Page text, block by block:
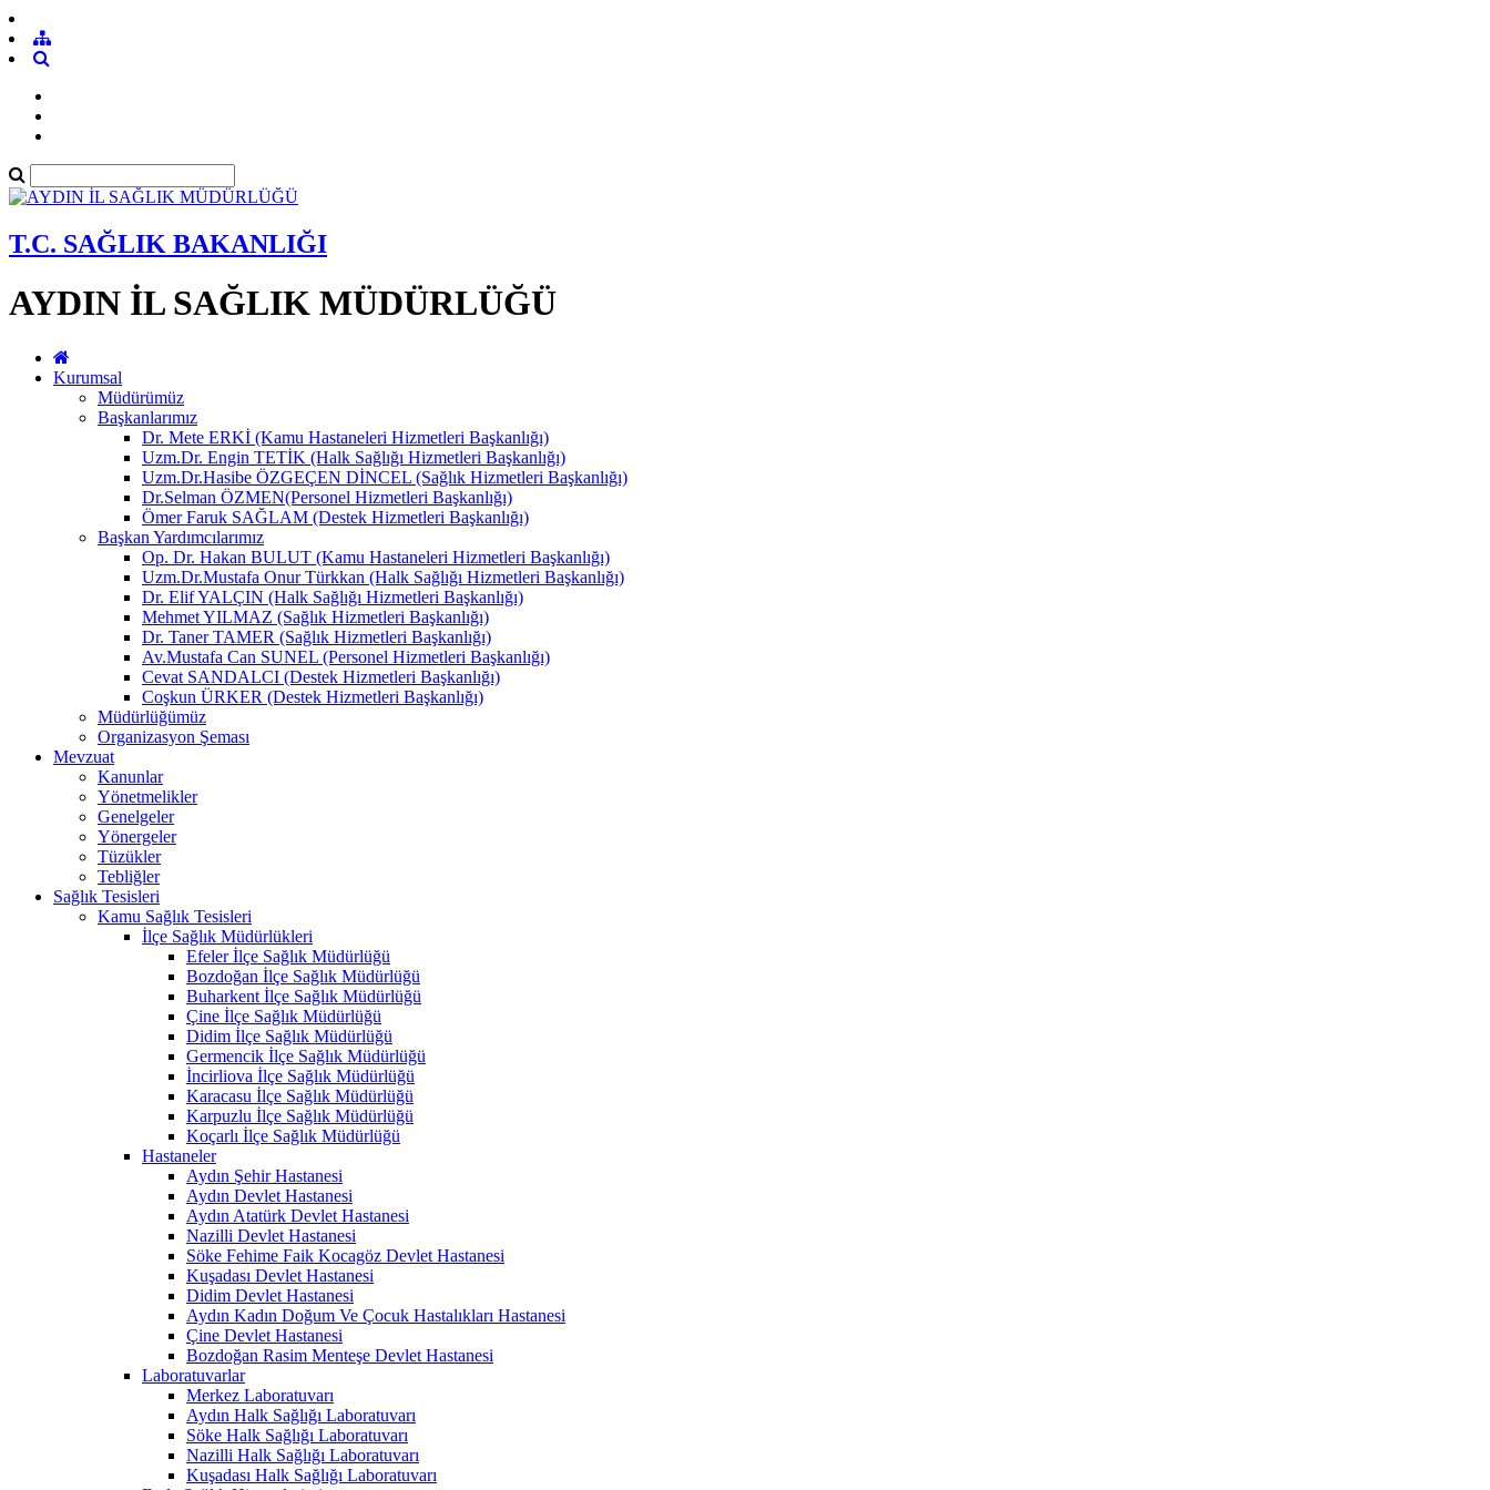
T.C. SAĞLIK BAKANLIĞI
AYDIN İL SAĞLIK MÜDÜRLÜĞÜ
Kurumsal
Müdürümüz
Başkanlarımız
Dr. Mete ERKİ (Kamu Hastaneleri Hizmetleri Başkanlığı)
Uzm.Dr. Engin TETİK (Halk Sağlığı Hizmetleri Başkanlığı)
Uzm.Dr.Hasibe ÖZGEÇEN DİNCEL (Sağlık Hizmetleri Başkanlığı)
Dr.Selman ÖZMEN(Personel Hizmetleri Başkanlığı)
Ömer Faruk SAĞLAM (Destek Hizmetleri Başkanlığı)
Başkan Yardımcılarımız
Op. Dr. Hakan BULUT (Kamu Hastaneleri Hizmetleri Başkanlığı)
Uzm.Dr.Mustafa Onur Türkkan (Halk Sağlığı Hizmetleri Başkanlığı)
Dr. Elif YALÇIN (Halk Sağlığı Hizmetleri Başkanlığı)
Mehmet YILMAZ (Sağlık Hizmetleri Başkanlığı)
Dr. Taner TAMER (Sağlık Hizmetleri Başkanlığı)
Av.Mustafa Can SUNEL (Personel Hizmetleri Başkanlığı)
Cevat SANDALCI (Destek Hizmetleri Başkanlığı)
Coşkun ÜRKER (Destek Hizmetleri Başkanlığı)
Müdürlüğümüz
Organizasyon Şeması
Mevzuat
Kanunlar
Yönetmelikler
Genelgeler
Yönergeler
Tüzükler
Tebliğler
Sağlık Tesisleri
Kamu Sağlık Tesisleri
İlçe Sağlık Müdürlükleri
Efeler İlçe Sağlık Müdürlüğü
Bozdoğan İlçe Sağlık Müdürlüğü
Buharkent İlçe Sağlık Müdürlüğü
Çine İlçe Sağlık Müdürlüğü
Didim İlçe Sağlık Müdürlüğü
Germencik İlçe Sağlık Müdürlüğü
İncirliova İlçe Sağlık Müdürlüğü
Karacasu İlçe Sağlık Müdürlüğü
Karpuzlu İlçe Sağlık Müdürlüğü
Koçarlı İlçe Sağlık Müdürlüğü
Hastaneler
Aydın Şehir Hastanesi
Aydın Devlet Hastanesi
Aydın Atatürk Devlet Hastanesi
Nazilli Devlet Hastanesi
Söke Fehime Faik Kocagöz Devlet Hastanesi
Kuşadası Devlet Hastanesi
Didim Devlet Hastanesi
Aydın Kadın Doğum Ve Çocuk Hastalıkları Hastanesi
Çine Devlet Hastanesi
Bozdoğan Rasim Menteşe Devlet Hastanesi
Laboratuvarlar
Merkez Laboratuvarı
Aydın Halk Sağlığı Laboratuvarı
Söke Halk Sağlığı Laboratuvarı
Nazilli Halk Sağlığı Laboratuvarı
Kuşadası Halk Sağlığı Laboratuvarı